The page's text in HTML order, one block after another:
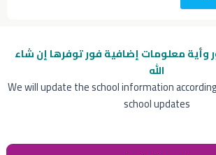
وأية معلومات إضافيةفور توفرها إن شاء
الله
We will update the school information
school updates